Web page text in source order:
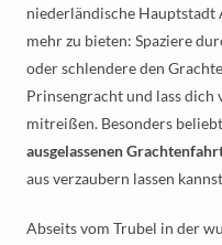
niederländische Hauptstadt
mehr zu bieten: Spaziere
oder schlendere den
Prinsengracht und lass dich
mitreißen. Besonders
ausgelassenen
aus verzaubern lassen
Abseits vom Trubel in der